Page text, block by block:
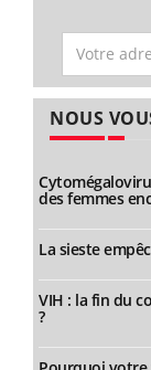
NOUS
des femmes
La sieste
VIH : la fin du
?